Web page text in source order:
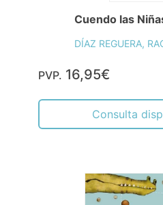
Cuendo las
DÍAZ REGUERA,
PVP. 16,95€
Consulta